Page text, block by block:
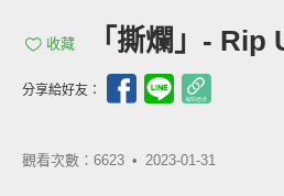
收藏 「撕爛」- Rip
分享給好友：
觀看次數：6623 • 2023-01-31